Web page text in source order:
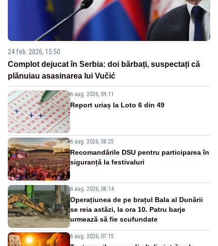
24 feb. 2026, 15:50
Complot dejucat în Serbia: doi bărbați, suspectați că
plănuiau asasinarea lui Vučić
6 aug. 2026, 09:11
Report uriaș la Loto 6 din 49
6 aug. 2026, 08:25
Recomandările DSU pentru participarea în
siguranță la festivaluri
6 aug. 2026, 08:14
Operațiunea de pe brațul Bala al Dunării
se reia astăzi, la ora 10. Patru barje
urmează să fie scufundate
6 aug. 2026, 07:15